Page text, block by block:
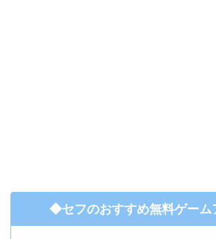
◆セフのおすすめ無料ゲー